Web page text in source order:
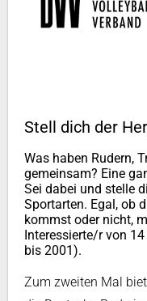
Stell dich der
Was haben Rudern,
gemeinsam? Eine
Sei dabei und stelle
Sportarten. Egal, ob
kommst oder nicht,
Interessierte/r von
bis 2001).
Zum zweiten Mal